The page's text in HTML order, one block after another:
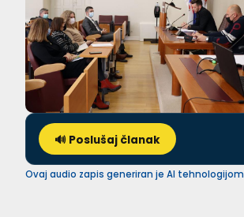
🔊 Poslušaj članak
Ovaj audio zapis generiran je AI tehnologijom